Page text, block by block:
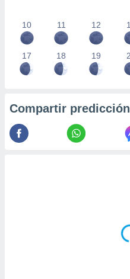
10 11 12
17 18 19
Compartir predicción